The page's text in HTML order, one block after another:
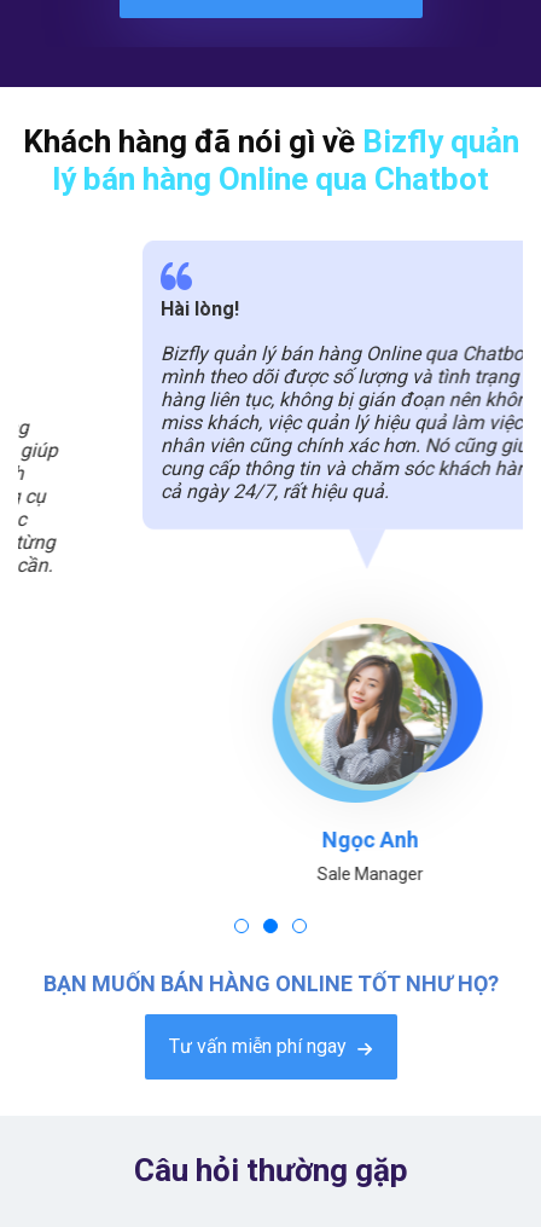
Khách hàng đã nói gì về Bizfly quản
lý bán hàng Online qua Chatbot
Bizfly quản lý bán hàng Online qua Chatbot giúp
mình theo dõi được số lượng và tình trạng đơn
hàng liên tục, không bị gián đoạn nên không sợ
miss khách, việc quản lý hiệu quả làm việc của
nhân viên cũng chính xác hơn. Nó cũng giúp
cung cấp thông tin và chăm sóc khách hàng suốt
cả ngày 24/7, rất hiệu quả.
Sale Manager
BẠN MUỐN BÁN HÀNG ONLINE TỐT NHƯ HỌ?
Tư vấn miễn phí ngay
Câu hỏi thường gặp